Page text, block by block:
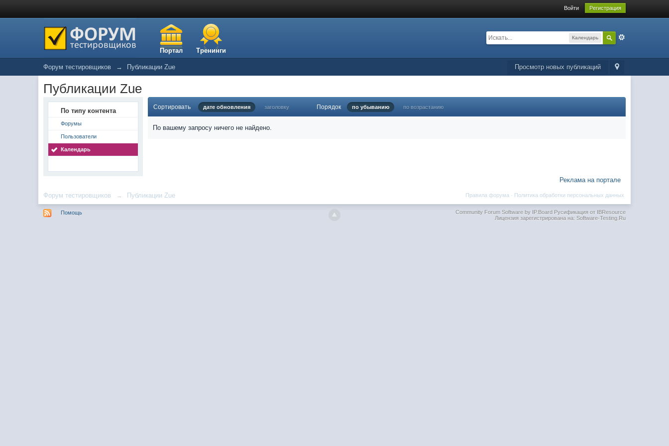
Войти Регистрация
Портал Тренинги
Календарь
Просмотр новых публикаций
Форум тестировщиков → Публикации Zue
Публикации Zue
По типу контента
Форумы
Пользователи
Календарь
Сортировать дате обновления заголовку Порядок по убыванию по возрастанию
По вашему запросу ничего не найдено.
Реклама на портале
Форум тестировщиков → Публикации Zue Политика обработки персональных данных
Правила форума ·
Помощь Community Forum Software by IP.BoardРусификация от IBResource
Лицензия зарегистрирована на: Software-Testing.Ru